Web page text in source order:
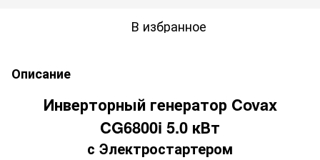
В избранное
Описание
Инверторный генератор Covax
CG6800i 5.0 кВт
с Электростартером